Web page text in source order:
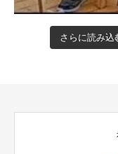
さらに読み込